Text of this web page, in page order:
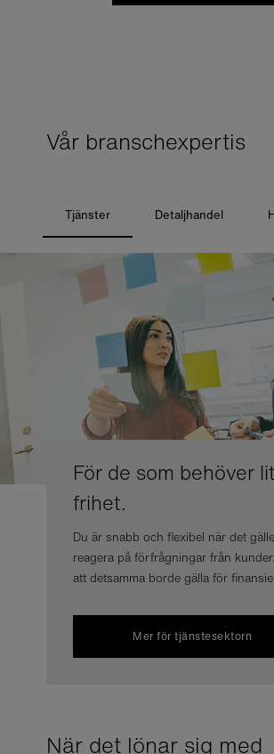
Vår branschexpertis
Tjänster Detaljhandel
För de som behöver
frihet.
Du är snabb och flexibel när det
reagera på förfrågningar från
att detsamma borde gälla för
Mer för tjänstesektorn
När det lönar sig med